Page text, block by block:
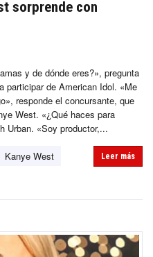
sorprende con
y de dónde eres?», pregunta
participar de American Idol. «Me
responde el concursante, que
West. «¿Qué haces para
Urban. «Soy productor,...
Kanye West
Leer más